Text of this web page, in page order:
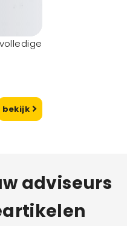
bekijk
adviseurs